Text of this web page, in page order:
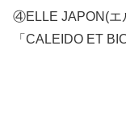
④ELLE JAPON(エ
「CALEIDO ET